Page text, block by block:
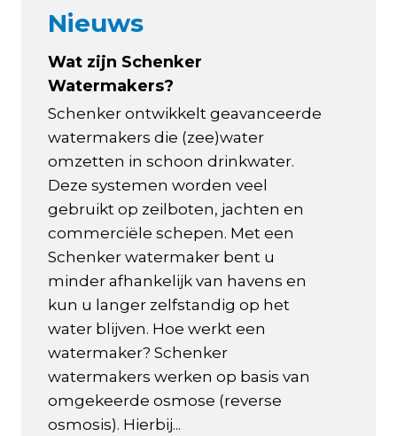
Nieuws
Wat zijn Schenker
Watermakers?
Schenker ontwikkelt geavanceerde
watermakers die (zee)water
omzetten in schoon drinkwater.
Deze systemen worden veel
gebruikt op zeilboten, jachten en
commerciële schepen. Met een
Schenker watermaker bent u
minder afhankelijk van havens en
kun u langer zelfstandig op het
water blijven. Hoe werkt een
watermaker? Schenker
watermakers werken op basis van
omgekeerde osmose (reverse
osmosis). Hierbij...